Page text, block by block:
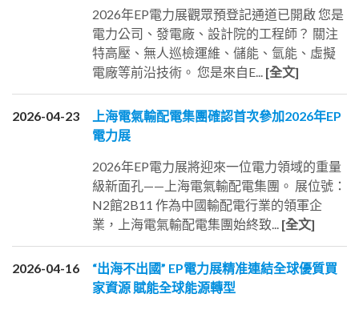
2026年EP電力展觀眾預登記通道已開啟 您是
電力公司、發電廠、設計院的工程師？ 關注
特高壓、無人巡檢運維、儲能、氫能、虛擬
電廠等前沿技術。 您是來自E... [全文]
2026-04-23
上海電氣輸配電集團確認首次參加2026年EP
電力展
2026年EP電力展將迎來一位電力領域的重量
級新面孔——上海電氣輸配電集團。 展位號：
N2館2B11 作為中國輸配電行業的領軍企
業，上海電氣輸配電集團始終致... [全文]
2026-04-16
“出海不出國” EP電力展精准連結全球優質買
家資源 賦能全球能源轉型